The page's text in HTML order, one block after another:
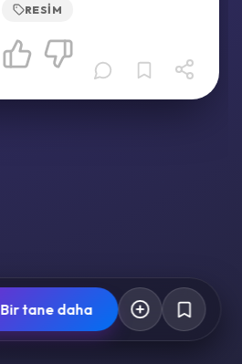
RESIM
Bir tane daha